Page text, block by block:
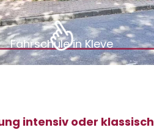
Fahrschule in Kleve
intensiv oder